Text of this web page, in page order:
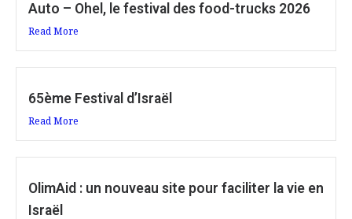
Auto – Ohel, le festival des food-trucks 2026
Read More
65ème Festival d’Israël
Read More
OlimAid : un nouveau site pour faciliter la vie en
Israël